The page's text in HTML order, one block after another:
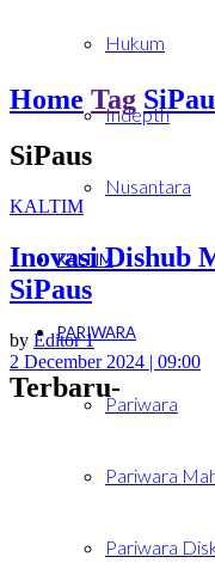
Hukum
Indepth
Nusantara
KALTIM
PARIWARA
Pariwara
Pariwara
Pariwara
Home Tag
SiPaus
KALTIM
Inovasi Dishub
SiPaus
by Editor 1
2 December 2024 | 09:00
Terbaru-